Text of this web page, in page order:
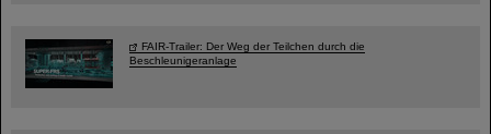
FAIR-Trailer: Der Weg der Teilchen durch die
Beschleunigeranlage